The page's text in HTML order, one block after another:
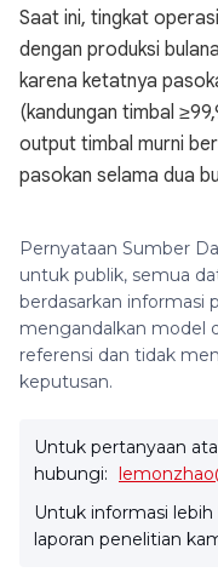
Saat ini, tingkat
dengan produksi
karena ketatnya
(kandungan timbal
output timbal murni
pasokan selama dua
Pernyataan Sumber
untuk publik, semua
berdasarkan informasi
mengandalkan model
referensi dan tidak
keputusan.
Untuk pertanyaan
hubungi:
Untuk informasi
laporan penelitian